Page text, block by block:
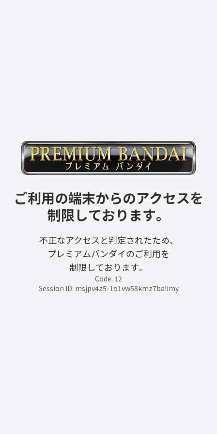
ご利用の端末からのアクセスを
制限しております。
不正なアクセスと判定されたため、
プレミアムバンダイのご利用を
制限しております。
Code: 12
Session ID: msjpv4z5-1o1vw58kmz7baiimy